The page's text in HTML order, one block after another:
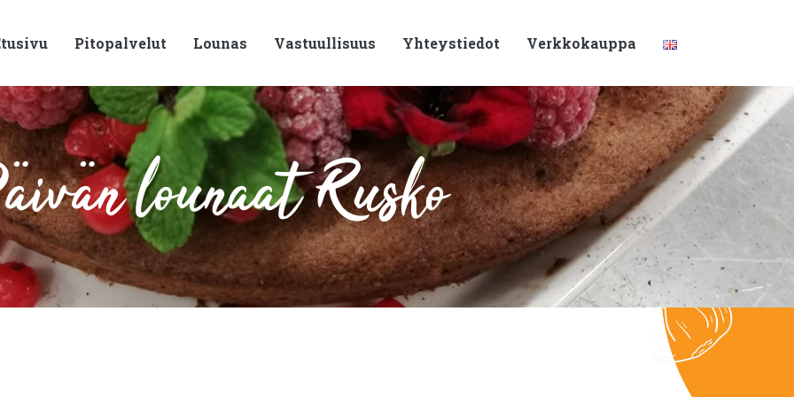
Pitopalvelut Lounas Vastuullisuus Yhteystiedot Verkkokauppa
lounaat Rusko